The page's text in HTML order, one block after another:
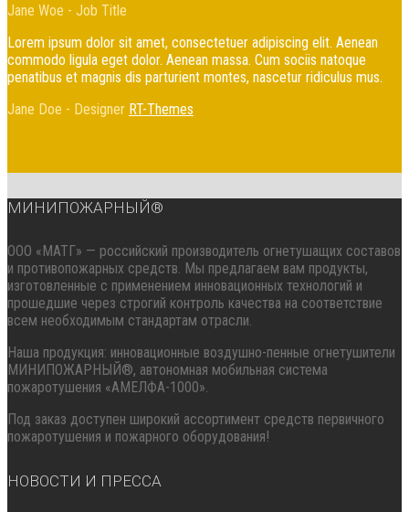
Jane Woe - Job Title
Lorem ipsum dolor sit amet, consectetuer adipiscing elit. Aenean
commodo ligula eget dolor. Aenean massa. Cum sociis natoque
penatibus et magnis dis parturient montes, nascetur ridiculus mus.
Jane Doe - Designer RT-Themes
МИНИПОЖАРНЫЙ®
ООО «МАТГ» — российский производитель огнетушащих составов
и противопожарных средств. Мы предлагаем вам продукты,
изготовленные с применением инновационных технологий и
прошедшие через строгий контроль качества на соответствие
всем необходимым стандартам отрасли.
Наша продукция: инновационные воздушно-пенные огнетушители
МИНИПОЖАРНЫЙ®, автономная мобильная система
пожаротушения «АМЕЛФА-1000».
Под заказ доступен широкий ассортимент средств первичного
пожаротушения и пожарного оборудования!
НОВОСТИ И ПРЕССА